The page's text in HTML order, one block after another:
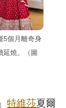
5個月離奇身
延燒。（圖
特維莎夏爾